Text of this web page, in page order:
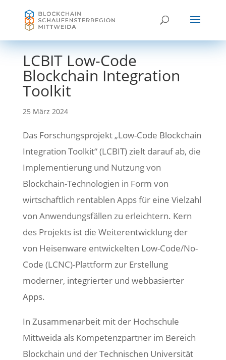
LCBIT Low-Code
Blockchain Integration
Toolkit
25 März 2024
Das Forschungsprojekt „Low-Code Blockchain
Integration Toolkit“ (LCBIT) zielt darauf ab, die
Implementierung und Nutzung von
Blockchain-Technologien in Form von
wirtschaftlich rentablen Apps für eine Vielzahl
von Anwendungsfällen zu erleichtern. Kern
des Projekts ist die Weiterentwicklung der
von Heisenware entwickelten Low-Code/No-
Code (LCNC)-Plattform zur Erstellung
moderner, integrierter und webbasierter
Apps.
In Zusammenarbeit mit der Hochschule
Mittweida als Kompetenzpartner im Bereich
Blockchain und der Technischen Universität